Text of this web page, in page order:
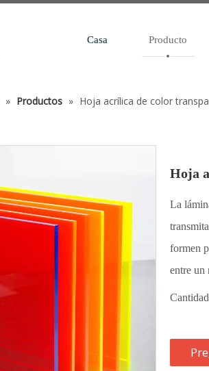
Casa Producto
» Productos » Hoja acrílica de color
Hoja
La
formen
entre un